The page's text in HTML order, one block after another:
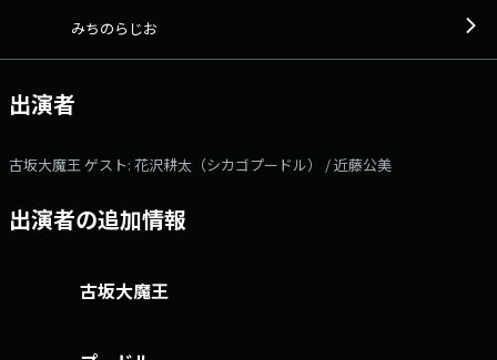
ル） 、 近藤公美 番組Webサイト：https://jfn-
みちのらじお
出演者
古坂大魔王 ゲスト: 花沢耕太（シカゴプードル） / 近藤公美
出演者の追加情報
古坂大魔王